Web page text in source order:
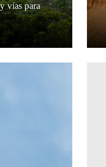
vías para